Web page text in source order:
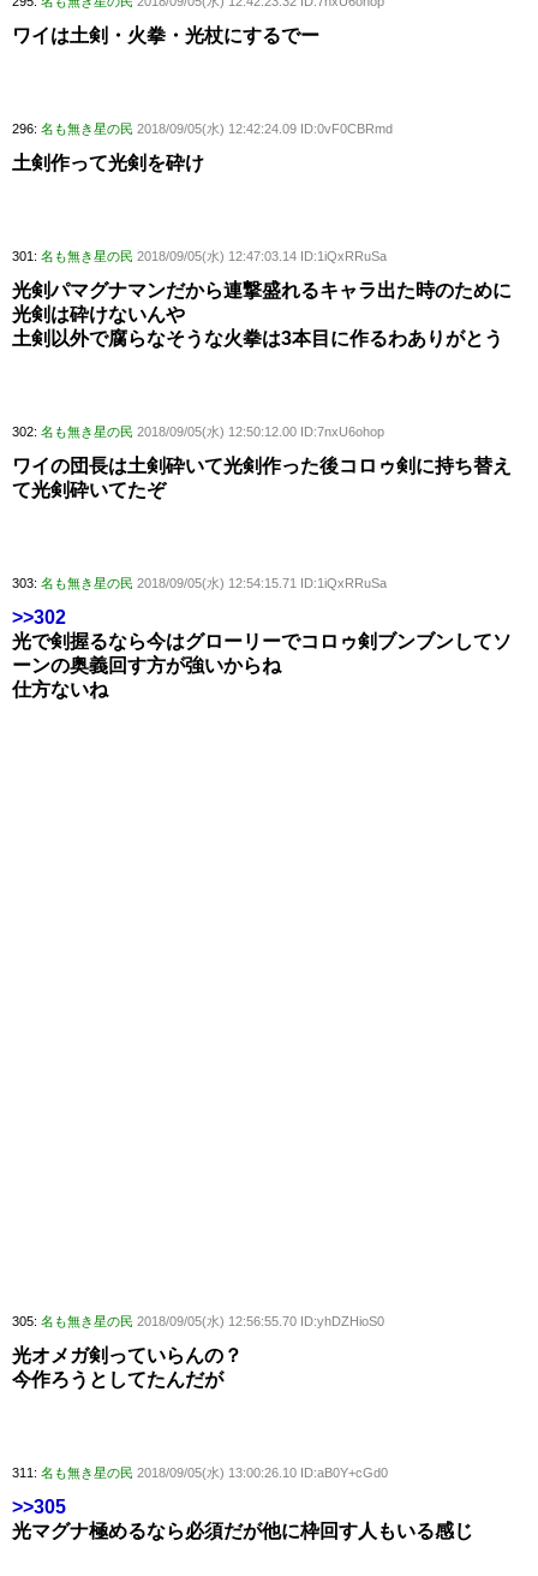
ワイは土剣・火拳・光杖にするでー
296: 名も無き星の民 2018/09/05(水) 12:42:24.09 ID:0vF0CBRmd
土剣作って光剣を砕け
301: 名も無き星の民 2018/09/05(水) 12:47:03.14 ID:1iQxRRuSa
光剣パマグナマンだから連撃盛れるキャラ出た時のために
光剣は砕けないんや
土剣以外で腐らなそうな火拳は3本目に作るわありがとう
302: 名も無き星の民 2018/09/05(水) 12:50:12.00 ID:7nxU6ohop
ワイの団長は土剣砕いて光剣作った後コロゥ剣に持ち替え
て光剣砕いてたぞ
303: 名も無き星の民 2018/09/05(水) 12:54:15.71 ID:1iQxRRuSa
>>302
光で剣握るなら今はグローリーでコロゥ剣ブンブンしてソ
ーンの奥義回す方が強いからね
仕方ないね
305: 名も無き星の民 2018/09/05(水) 12:56:55.70 ID:yhDZHioS0
光オメガ剣っていらんの？
今作ろうとしてたんだが
311: 名も無き星の民 2018/09/05(水) 13:00:26.10 ID:aB0Y+cGd0
>>305
光マグナ極めるなら必須だが他に枠回す人もいる感じ